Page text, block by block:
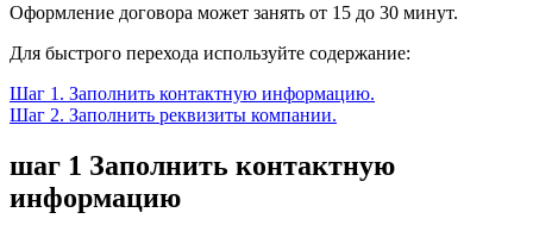
Оформление договора может занять от 15 до 30 минут.
Для быстрого перехода используйте содержание:
Шаг 1. Заполнить контактную информацию.
Шаг 2. Заполнить реквизиты компании.
шаг 1 Заполнить контактную
информацию